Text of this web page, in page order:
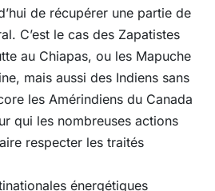
de récupérer une partie de
C’est le cas des Zapatistes
au Chiapas, ou les Mapuche
mais aussi des Indiens sans
les Amérindiens du Canada
qui les nombreuses actions
respecter les traités
énergétiques